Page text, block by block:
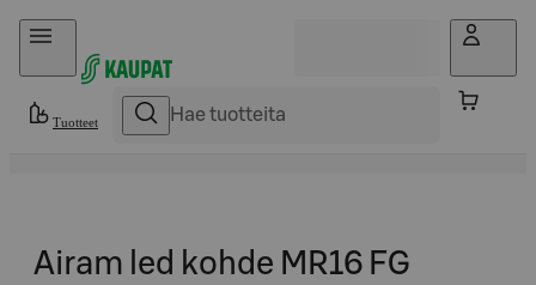
Hyppää sisältöön
Tuotteet
Airam led kohde MR16 FG